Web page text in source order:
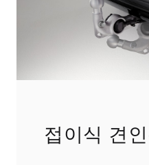
접이식 견